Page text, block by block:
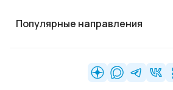
Популярные направления